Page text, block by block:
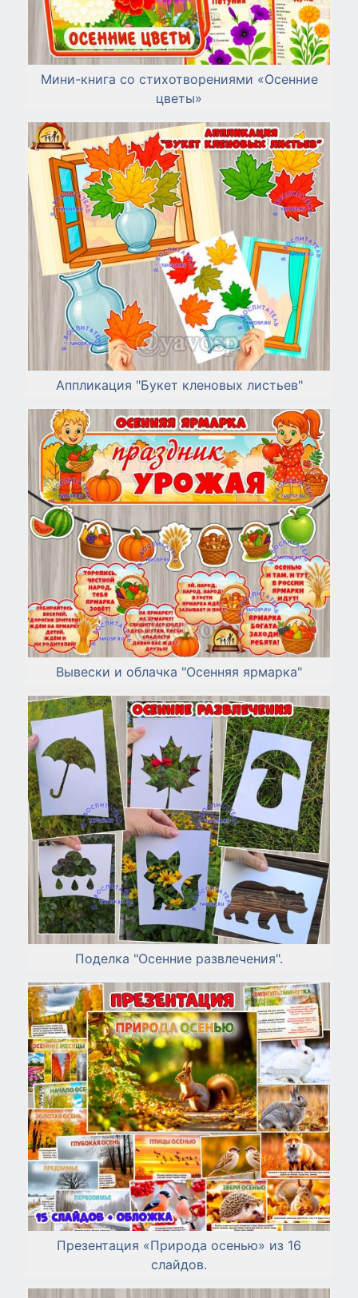
Мини-книга со стихотворениями «Осенние
цветы»
Аппликация "Букет кленовых листьев"
Вывески и облачка "Осенняя ярмарка"
Поделка "Осенние развлечения".
Презентация «Природа осенью» из 16
слайдов.